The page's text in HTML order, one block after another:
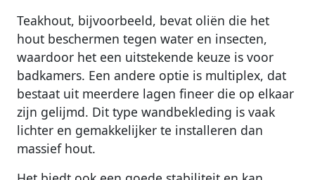
Teakhout, bijvoorbeeld, bevat oliën die het
hout beschermen tegen water en insecten,
waardoor het een uitstekende keuze is voor
badkamers. Een andere optie is multiplex, dat
bestaat uit meerdere lagen fineer die op elkaar
zijn gelijmd. Dit type wandbekleding is vaak
lichter en gemakkelijker te installeren dan
massief hout.